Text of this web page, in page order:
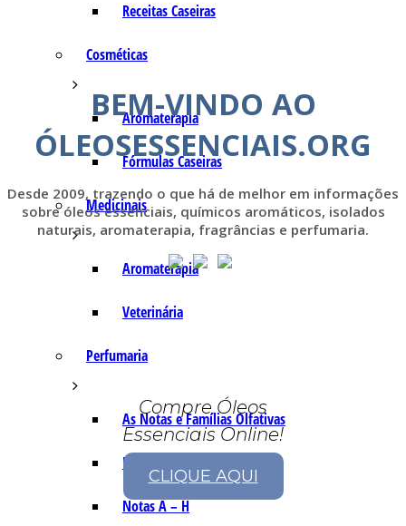
Receitas Caseiras
Cosméticas
Aromaterapia
Fórmulas Caseiras
Medicinais
Aromaterapia
Veterinária
Perfumaria
As Notas e Famílias Olfativas
Marketing Olfativo
Notas A – H
BEM-VINDO AO
ÓLEOSESSENCIAIS.ORG
Desde 2009, trazendo o que há de melhor em informações
sobre óleos essenciais, químicos aromáticos, isolados
naturais, aromaterapia, fragrâncias e perfumaria.
Compre Óleos
Essenciais Online!
CLIQUE AQUI